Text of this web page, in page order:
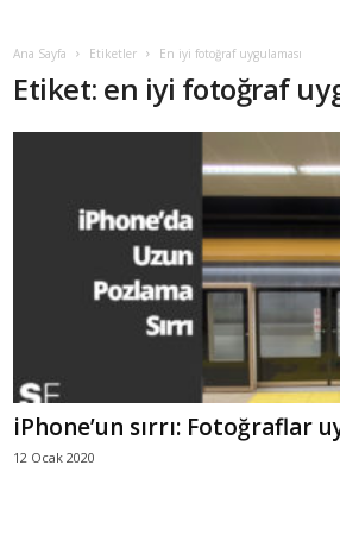
Ana Sayfa Etiketler En iyi fotoğraf uygulaması
Etiket: en iyi fotoğraf
iPhone’un sırrı: Fotoğraflar
12 Ocak 2020